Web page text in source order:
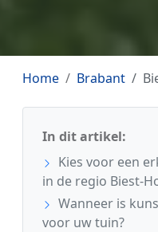
Home Brabant
In dit artikel:
Kies voor een
in de regio Biest-
Wanneer is
voor uw tuin?